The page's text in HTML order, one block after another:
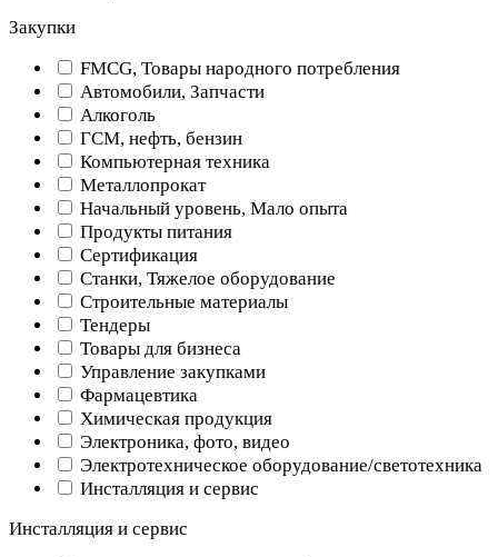
Закупки
FMCG, Товары народного потребления
Автомобили, Запчасти
Алкоголь
ГСМ, нефть, бензин
Компьютерная техника
Металлопрокат
Начальный уровень, Мало опыта
Продукты питания
Сертификация
Станки, Тяжелое оборудование
Строительные материалы
Тендеры
Товары для бизнеса
Управление закупками
Фармацевтика
Химическая продукция
Электроника, фото, видео
Электротехническое оборудование/светотехника
Инсталляция и сервис
Инсталляция и сервис